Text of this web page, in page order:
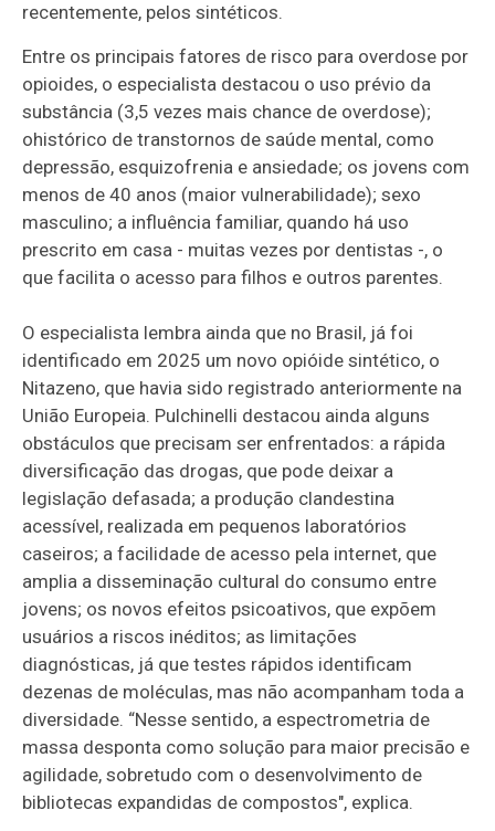
recentemente, pelos sintéticos.
Entre os principais fatores de risco para overdose por
opioides, o especialista destacou o uso prévio da
substância (3,5 vezes mais chance de overdose);
ohistórico de transtornos de saúde mental, como
depressão, esquizofrenia e ansiedade; os jovens com
menos de 40 anos (maior vulnerabilidade); sexo
masculino; a influência familiar, quando há uso
prescrito em casa - muitas vezes por dentistas -, o
que facilita o acesso para filhos e outros parentes.
O especialista lembra ainda que no Brasil, já foi
identificado em 2025 um novo opióide sintético, o
Nitazeno, que havia sido registrado anteriormente na
União Europeia. Pulchinelli destacou ainda alguns
obstáculos que precisam ser enfrentados: a rápida
diversificação das drogas, que pode deixar a
legislação defasada; a produção clandestina
acessível, realizada em pequenos laboratórios
caseiros; a facilidade de acesso pela internet, que
amplia a disseminação cultural do consumo entre
jovens; os novos efeitos psicoativos, que expõem
usuários a riscos inéditos; as limitações
diagnósticas, já que testes rápidos identificam
dezenas de moléculas, mas não acompanham toda a
diversidade. “Nesse sentido, a espectrometria de
massa desponta como solução para maior precisão e
agilidade, sobretudo com o desenvolvimento de
bibliotecas expandidas de compostos", explica.